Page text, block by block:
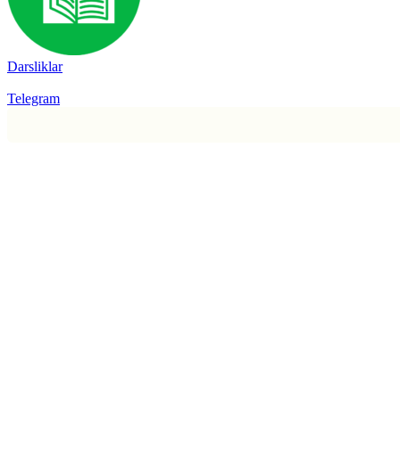
Darsliklar
Telegram